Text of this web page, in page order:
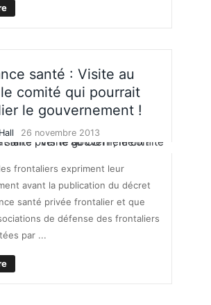
santé : Visite au
le comité qui pourrait
le gouvernement !
26 novembre 2013
frontaliers expriment leur
avant la publication du décret
santé privée frontalier et que
de défense des frontaliers
par ...